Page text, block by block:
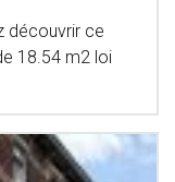
découvrir ce
18.54 m2 loi